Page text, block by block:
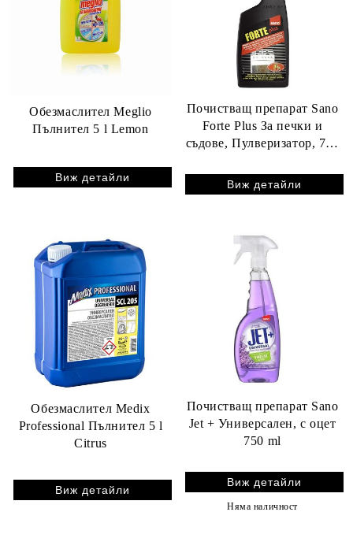
Обезмаслител Meglio
Пълнител 5 l Lemon
Виж детайли
Почистващ препарат Sano
Forte Plus За печки и
съдове, Пулверизатор, 750
Виж детайли
Обезмаслител Medix
Professional Пълнител 5 l
Citrus
Виж детайли
Почистващ препарат Sano
Jet + Универсален, с оцет
750 ml
Виж детайли
Няма наличност